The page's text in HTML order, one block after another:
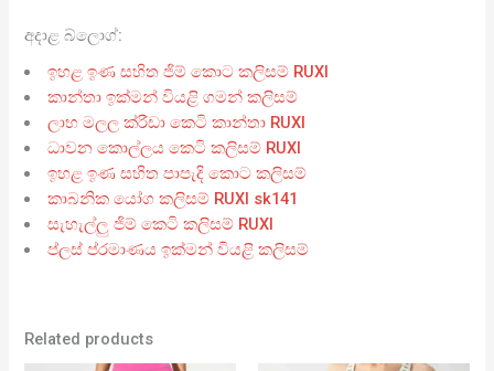
අදාළ බ්ලොග්:
ඉහළ ඉණ සහිත ජිම් කොට කලිසම් RUXI
කාන්තා ඉක්මන් වියළි ගමන් කලිසම්
ලාභ මලල ක්රීඩා කෙටි කාන්තා RUXI
ධාවන කොල්ලය කෙටි කලිසම් RUXI
ඉහළ ඉණ සහිත පාපැදි කොට කලිසම්
කාබනික යෝග කලිසම් RUXI sk141
සැහැල්ලු ජිම් කෙටි කලිසම් RUXI
ප්ලස් ප්රමාණය ඉක්මන් වියළි කලිසම්
Related products